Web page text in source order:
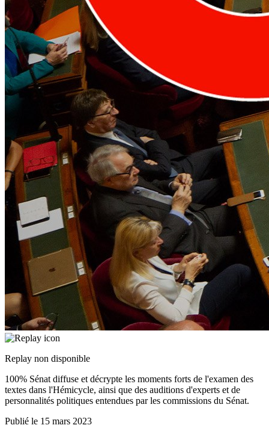
Replay non disponible
100% Sénat diffuse et décrypte les moments forts de l'examen des
textes dans l'Hémicycle, ainsi que des auditions d'experts et de
personnalités politiques entendues par les commissions du Sénat.
Publié le 15 mars 2023